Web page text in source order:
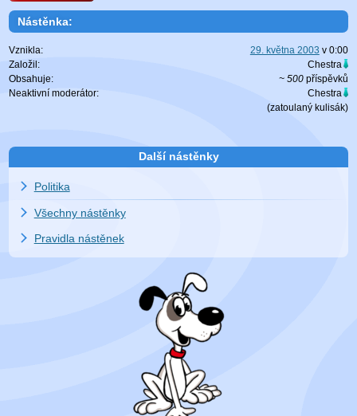
Nástěnka:
Vznikla: 29. května 2003 v 0:00
Založil:
Chestra
Obsahuje:
~ 500příspěvků
Neaktivní moderátor:
Chestra
(zatoulaný kulisák)
Další nástěnky
Politika
Všechny nástěnky
Pravidla nástěnek